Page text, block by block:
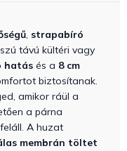
, strapabíró
távú kültéri vagy
hatás és a 8 cm
biztosítanak.
amikor ráül a
a párna
A huzat
membrán töltet